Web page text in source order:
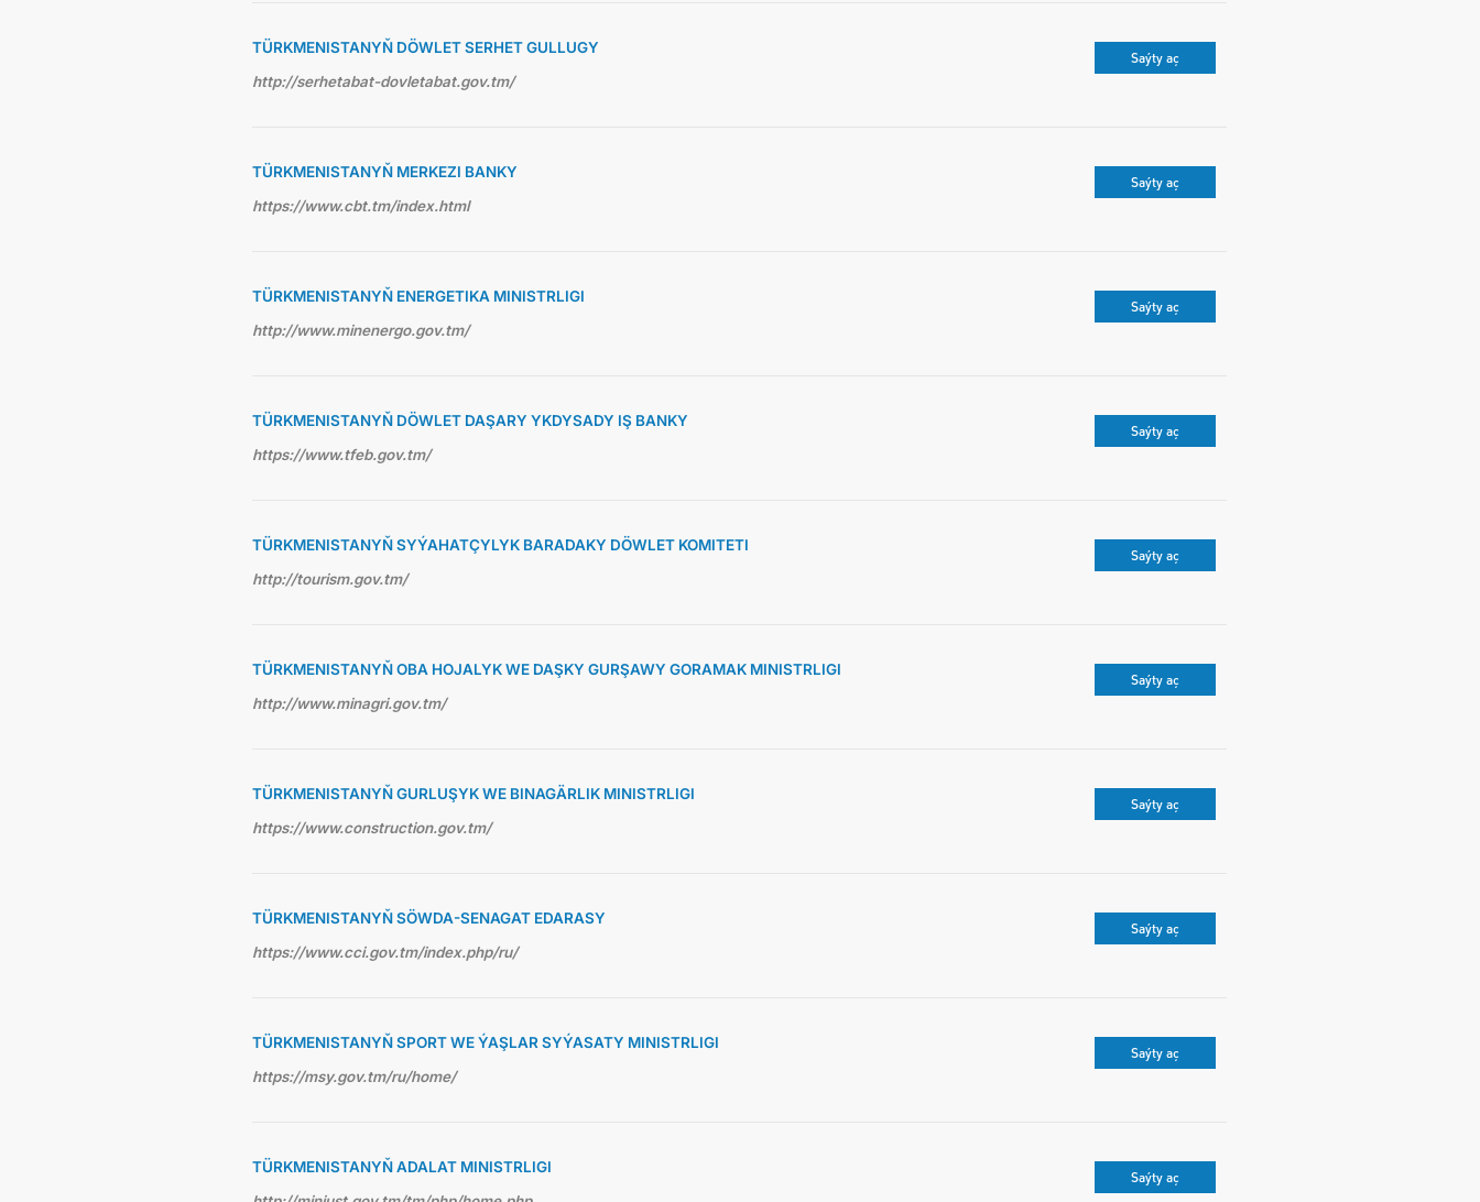
TÜRKMENISTANYŇ DÖWLET SERHET GULLUGY
http://serhetabat-dovletabat.gov.tm/
Saýty aç
TÜRKMENISTANYŇ MERKEZI BANKY
https://www.cbt.tm/index.html
Saýty aç
TÜRKMENISTANYŇ ENERGETIKA MINISTRLIGI
http://www.minenergo.gov.tm/
Saýty aç
TÜRKMENISTANYŇ DÖWLET DAŞARY YKDYSADY IŞ BANKY
https://www.tfeb.gov.tm/
Saýty aç
TÜRKMENISTANYŇ SYÝAHATÇYLYK BARADAKY DÖWLET KOMITETI
http://tourism.gov.tm/
Saýty aç
TÜRKMENISTANYŇ OBA HOJALYK WE DAŞKY GURŞAWY GORAMAK MINISTRLIGI
http://www.minagri.gov.tm/
Saýty aç
TÜRKMENISTANYŇ GURLUŞYK WE BINAGÄRLIK MINISTRLIGI
https://www.construction.gov.tm/
Saýty aç
TÜRKMENISTANYŇ SÖWDA-SENAGAT EDARASY
https://www.cci.gov.tm/index.php/ru/
Saýty aç
TÜRKMENISTANYŇ SPORT WE ÝAŞLAR SYÝASATY MINISTRLIGI
https://msy.gov.tm/ru/home/
Saýty aç
TÜRKMENISTANYŇ ADALAT MINISTRLIGI
Saýty aç